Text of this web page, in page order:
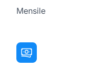
Mensile